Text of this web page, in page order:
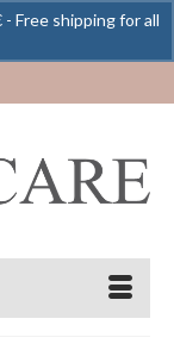
Free shipping for all